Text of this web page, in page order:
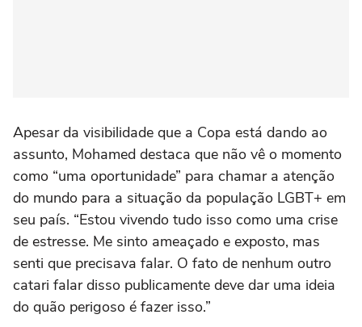
Apesar da visibilidade que a Copa está dando ao
assunto, Mohamed destaca que não vê o momento
como “uma oportunidade” para chamar a atenção
do mundo para a situação da população LGBT+ em
seu país. “Estou vivendo tudo isso como uma crise
de estresse. Me sinto ameaçado e exposto, mas
senti que precisava falar. O fato de nenhum outro
catari falar disso publicamente deve dar uma ideia
do quão perigoso é fazer isso.”